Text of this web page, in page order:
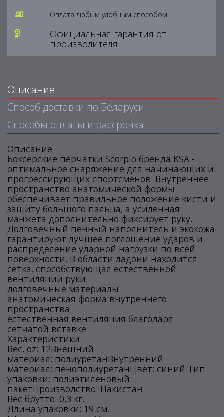
Оплата любым удобным способом
Официальная гарантия от
производителя
Описание
Способ доставки по Беларуси
Способы оплаты и рассрочка
Описание
Боксерские перчатки Scorpio бренда KSA -
оптимальное снаряжение для начинающих и
прогрессирующих спортсменов. Внутреннее
пространство анатомической формы
обеспечивает правильное положение кисти и
защиту большого пальца, а усиленная
манжета дополнительно фиксирует руку.
Долговечный пенный наполнитель и экокожа
гарантируют лучшее поглощение ударов и
распределение ударной нагрузки по всей
поверхности. В области ладони находится
сетка, способствующая естественной
вентиляции руки.
долговечные материалы
анатомическая форма внутреннего
пространства
естественная вентиляция благодаря
сетчатой вставке
Характеристики:
Вес, oz: 12Внешний
материал: полиуретанВнутренний
материал: пенополиуретанЦвет: синий Тип
упаковки: полиэтиленовый
пакетПроизводство: Пакистан
Вес брутто: 0.3 кг.
Длина упаковки: 19 см.